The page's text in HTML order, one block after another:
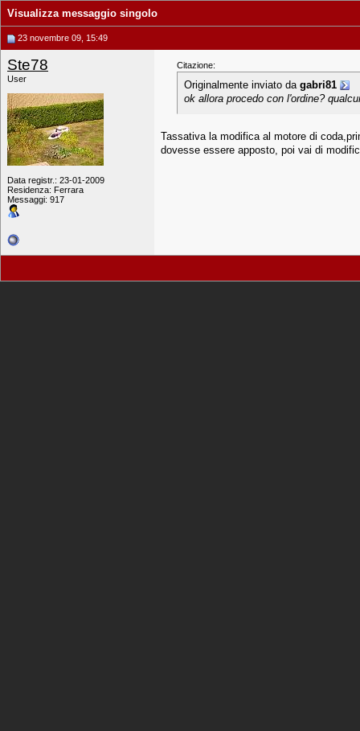
Visualizza messaggio singolo
23 novembre 09, 15:49
Ste78
User
Data registr.: 23-01-2009
Residenza: Ferrara
Messaggi: 917
Citazione:
Originalmente inviato da gabri81
ok allora procedo con l'ordine?
Tassativa la modifica al motore di
dovesse essere apposto, poi vai di